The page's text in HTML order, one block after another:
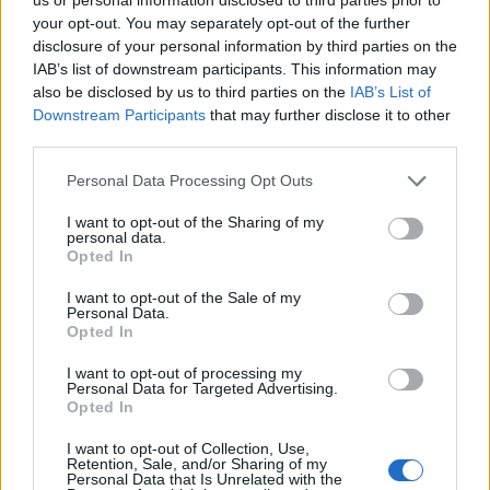
your opt-out. You may separately opt-out of the further
disclosure of your personal information by third parties on the
IAB’s list of downstream participants. This information may
also be disclosed by us to third parties on the IAB’s List of
Downstream Participants that may further disclose it to other
Personal Data Processing Opt Outs
I want to opt-out of the Sharing of my
personal data.
Opted In
I want to opt-out of the Sale of my
Personal Data.
Opted In
I want to opt-out of processing my
Personal Data for Targeted Advertising.
Opted In
I want to opt-out of Collection, Use,
Retention, Sale, and/or Sharing of my
Personal Data that Is Unrelated with the
Július
Július 1., Szerda: Annamáriaés
Tihamér
Július 2., Csütörtök:Ottó
Július 3., Péntek:KornélésSoma
Július 4., Szombat:Ulrik
Július 5., Vasárnap:EmeseésSarolta
Július 6., Hétfő:
Július 7., Kedd:Apollónia
Július 9., Csütörtök:Lukrécia
Július 10., Péntek:
Július 11., Szombat:Liliés
Július 12., Vasárnap:DalmaésIzabella
Július 14., Kedd:OrsésStella